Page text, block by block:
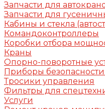
Запчасти для
Запчасти для
Кабины и стекла
Командоконтроллеры
Коробки отбора
Краны
Опорно-поворотные
Приборы
Тросики управления
Фильтры для
Услуги